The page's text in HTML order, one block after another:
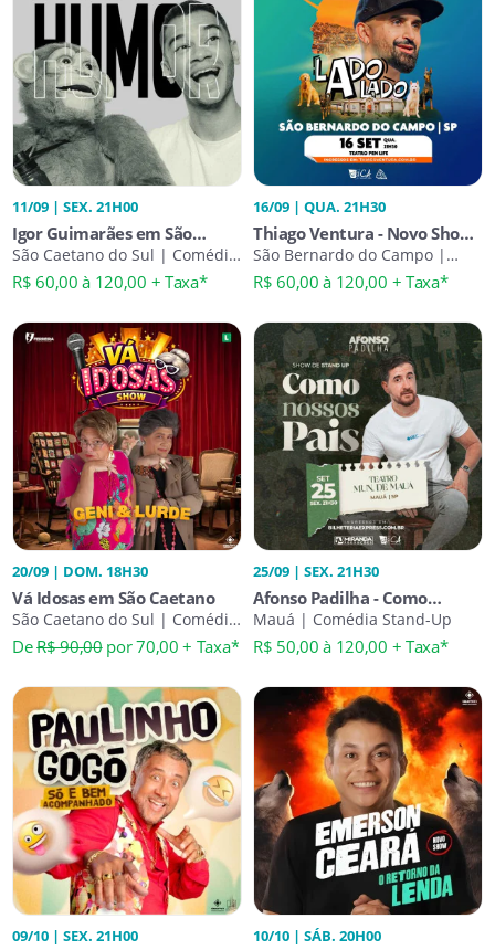
11/09 | SEX. 21H00
Igor Guimarães em São
Caetano | Stand-Up de
Humor
São Caetano do Sul | Comédia
Stand-Up
R$ 60,00 à 120,00 + Taxa*
16/09 | QUA. 21H30
Thiago Ventura - Novo Show -
Lado a Lado
São Bernardo do Campo |
Comédia Stand-Up
R$ 60,00 à 120,00 + Taxa*
20/09 | DOM. 18H30
Vá Idosas em São Caetano
São Caetano do Sul | Comédia
Stand-Up
DeR$ 90,00por 70,00 + Taxa*
25/09 | SEX. 21H30
Afonso Padilha - Como
Nossos Pais em Mauá
Mauá | Comédia Stand-Up
R$ 50,00 à 120,00 + Taxa*
09/10 | SEX. 21H00 10/10 | SÁB. 20H00